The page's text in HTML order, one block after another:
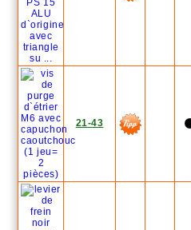
21-43